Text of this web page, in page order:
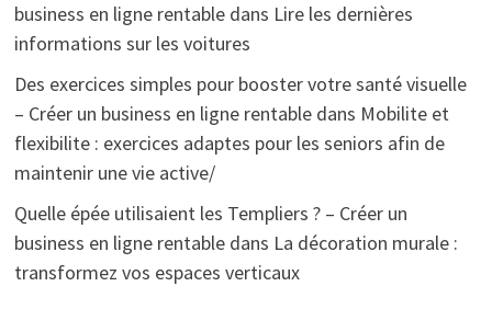
business en ligne rentabledans Lire les dernières
informations sur les voitures
Des exercices simples pour booster votre santé visuelle
– Créer un business en ligne rentabledans Mobilite et
flexibilite : exercices adaptes pour les seniors afin de
maintenir une vie active/
Quelle épée utilisaient les Templiers ? – Créer un
business en ligne rentabledans La décoration murale :
transformez vos espaces verticaux